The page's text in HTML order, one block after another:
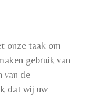
onze taak om
gebruik van
van de
dat wij uw